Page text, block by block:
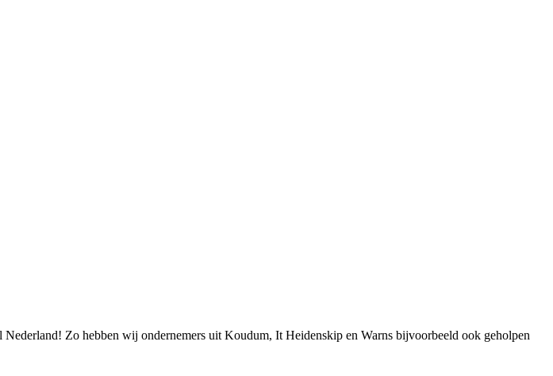
Zo hebben wij ondernemers uit Koudum, It Heidenskip en Warns bijvoorbeeld ook geholpen